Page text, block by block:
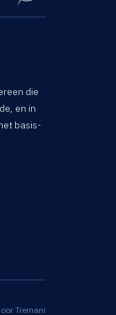
die
en in
basis-
Tremani